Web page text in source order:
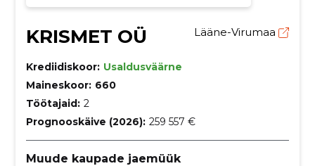
KRISMET OÜ Lääne-Virumaa
Krediidiskoor: Usaldusväärne
Maineskoor: 660
Töötajaid: 2
Prognooskäive (2026): 259 557 €
Muude kaupade jaemüük